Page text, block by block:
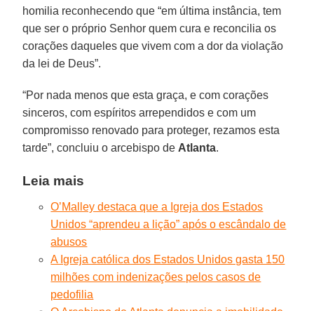
homilia reconhecendo que “em última instância, tem
que ser o próprio Senhor quem cura e reconcilia os
corações daqueles que vivem com a dor da violação
da lei de Deus”.
“Por nada menos que esta graça, e com corações
sinceros, com espíritos arrependidos e com um
compromisso renovado para proteger, rezamos esta
tarde”, concluiu o arcebispo de Atlanta.
Leia mais
O’Malley destaca que a Igreja dos Estados
Unidos “aprendeu a lição” após o escândalo de
abusos
A Igreja católica dos Estados Unidos gasta 150
milhões com indenizações pelos casos de
pedofilia